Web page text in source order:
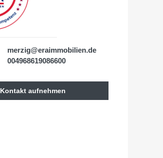
merzig@eraimmobilien.de
004968619086600
Kontakt aufnehmen